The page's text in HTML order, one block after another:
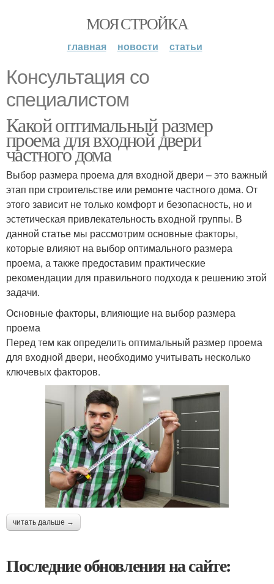
МОЯ СТРОЙКА
главная новости статьи
Консультация со
специалистом
Какой оптимальный размер
проема для входной двери
частного дома
Выбор размера проема для входной двери – это важный
этап при строительстве или ремонте частного дома. От
этого зависит не только комфорт и безопасность, но и
эстетическая привлекательность входной группы. В
данной статье мы рассмотрим основные факторы,
которые влияют на выбор оптимального размера
проема, а также предоставим практические
рекомендации для правильного подхода к решению этой
задачи.
Основные факторы, влияющие на выбор размера
проема
Перед тем как определить оптимальный размер проема
для входной двери, необходимо учитывать несколько
ключевых факторов.
читать дальше →
Последние обновления на сайте: